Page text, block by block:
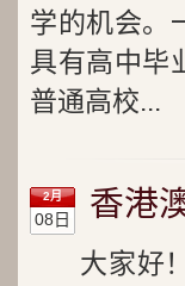
学的机会。
具有高中毕
普通高校...
2月
08日 香港
大家好